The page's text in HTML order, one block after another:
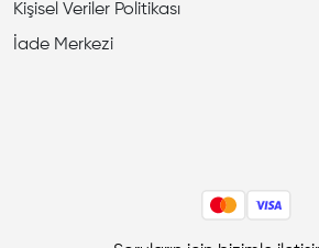
Kişisel Veriler Politikası
İade Merkezi